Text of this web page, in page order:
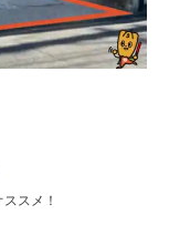
スメ！